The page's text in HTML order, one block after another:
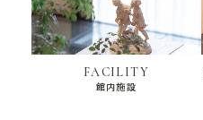
FACILITY
館内施設